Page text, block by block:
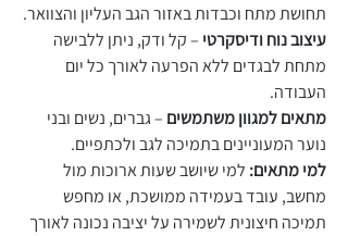
תחושת מתח וכבדות באזור הגב העליון והצוואר.
עיצוב נוח ודיסקרטי – קל ודק, ניתן ללבישה
מתחת לבגדים ללא הפרעה לאורך כל יום
העבודה.
מתאים למגוון משתמשים – גברים, נשים ובני
נוער המעוניינים בתמיכה לגב ולכתפיים.
למי מתאים: למי שיושב שעות ארוכות מול
מחשב, עובד בעמידה ממושכת, או מחפש
תמיכה חיצונית לשמירה על יציבה נכונה לאורך